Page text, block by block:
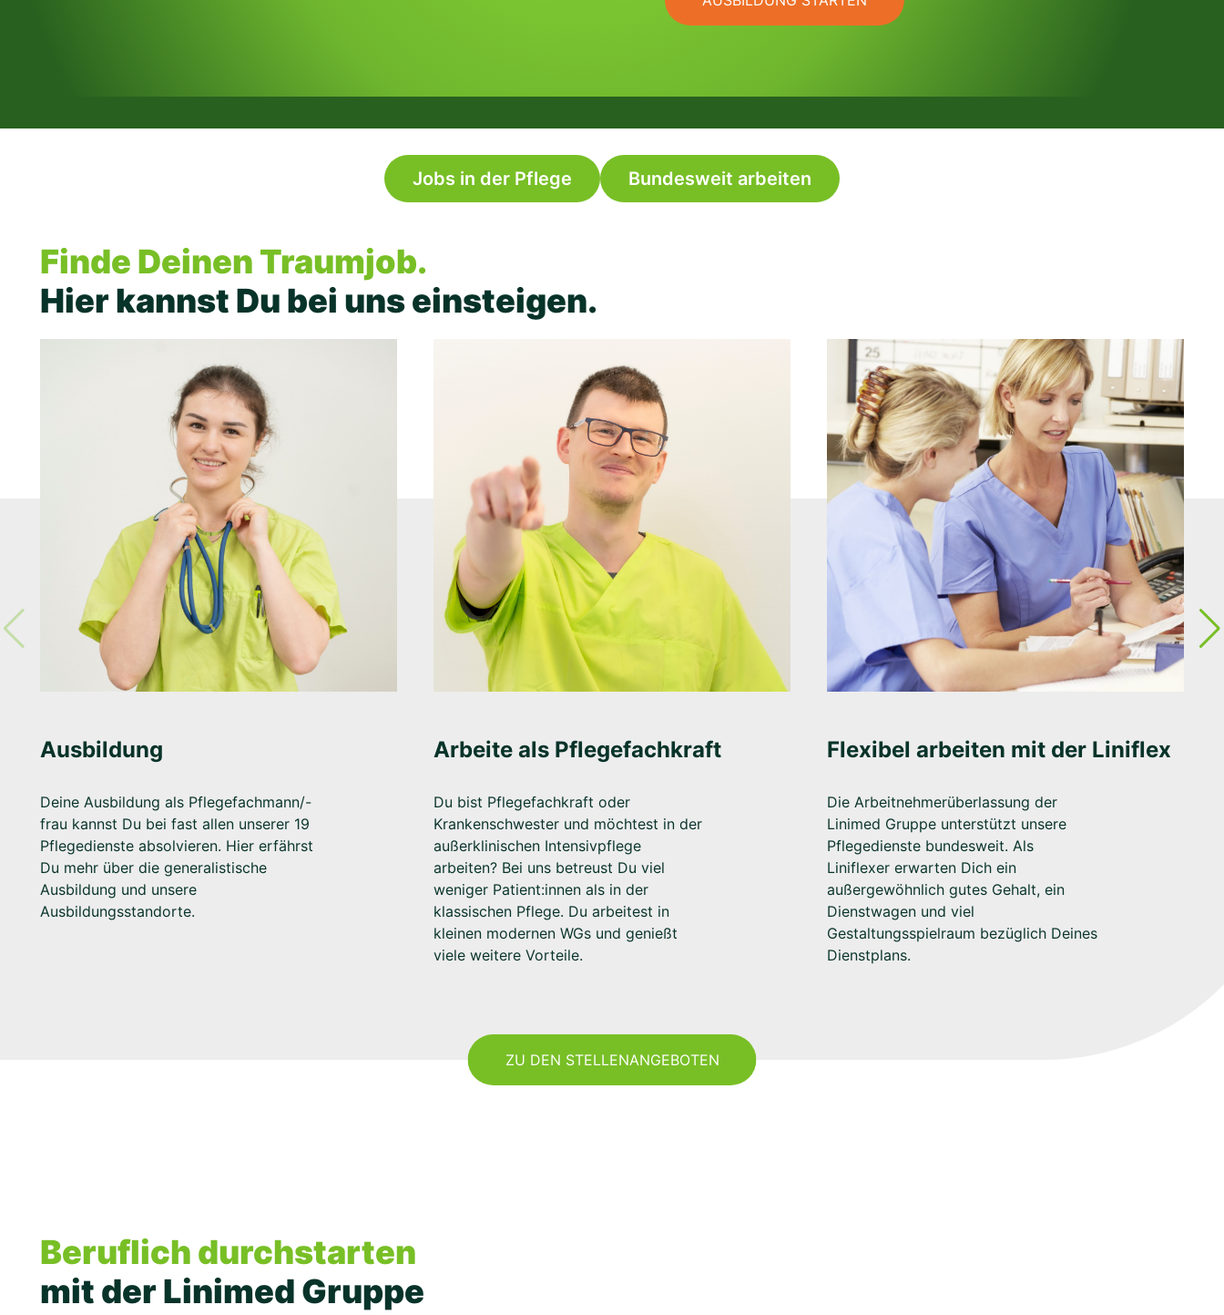
Jobs in der Pflege Bundesweit arbeiten
Finde Deinen Traumjob.
Hier kannst Du bei uns einsteigen.
Ausbildung
Deine Ausbildung als Pflegefachmann/-
frau kannst Du bei fast allen unserer 19
Pflegedienste absolvieren. Hier erfährst
Du mehr über die generalistische
Ausbildung und unsere
Ausbildungsstandorte.
Arbeite als Pflegefachkraft
Du bist Pflegefachkraft oder
Krankenschwester und möchtest in der
außerklinischen Intensivpflege
arbeiten? Bei uns betreust Du viel
weniger Patient:innen als in der
klassischen Pflege. Du arbeitest in
kleinen modernen WGs und genießt
viele weitere Vorteile.
Flexibel arbeiten mit der Liniflex
Die Arbeitnehmerüberlassung der
Linimed Gruppe unterstützt unsere
Pflegedienste bundesweit. Als
Liniflexer erwarten Dich ein
außergewöhnlich gutes Gehalt, ein
Dienstwagen und viel
Gestaltungsspielraum bezüglich Deines
Dienstplans.
ZU DEN STELLENANGEBOTEN
Beruflich durchstarten
mit der Linimed Gruppe